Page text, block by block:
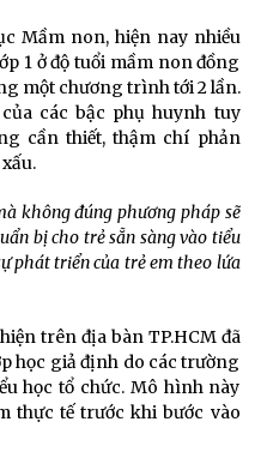
Mầm non, hiện nay nhiều
1 ở độ tuổi mầm non đồng
một chương trình tới 2 lần.
các bậc phụ huynh tuy
cần thiết, thậm chí phản
không đúng phương pháp sẽ
bị cho trẻ sẵn sàng vào tiểu
phát triển của trẻ em theo lứa
trên địa bàn TP.HCM đã
học giả định do các trường
học tổ chức. Mô hình này
thực tế trước khi bước vào